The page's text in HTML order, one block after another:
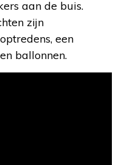
aan de buis.
zijn
een
ballonnen.